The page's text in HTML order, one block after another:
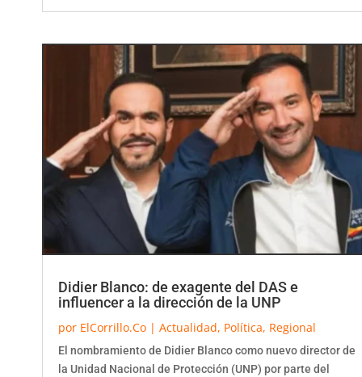
Didier Blanco: de exagente del DAS e
influencer a la dirección de la UNP
por ElCorrillo.Co | Actualidad, Política, Regional
El nombramiento de Didier Blanco como nuevo director de
la Unidad Nacional de Protección (UNP) por parte del